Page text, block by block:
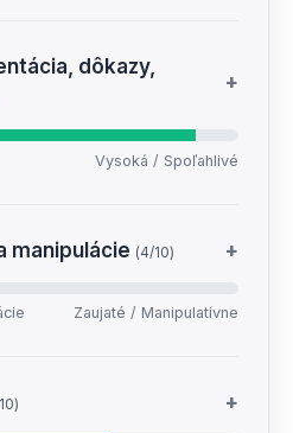
dôkazy,
+
Vysoká / Spoľahlivé
manipulácie (4/10) +
Zaujaté / Manipulatívne
+